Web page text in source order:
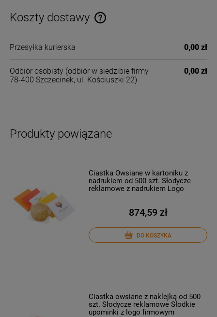
Koszty dostawy
Cena nie zawiera ewentualnych kosztów płatności
Przesyłka kurierska 0,00 zł
Odbiór osobisty (odbiór w siedzibie firmy
78-400 Szczecinek, ul. Kościuszki 22)
0,00 zł
Produkty powiązane
Ciastka Owsiane w kartoniku z
nadrukiem od 500 szt. Słodycze
reklamowe z nadrukiem Logo
874,59 zł
DO KOSZYKA
Ciastka owsiane z naklejką od 500
szt. Słodycze reklamowe Słodkie
upominki z logo firmowym